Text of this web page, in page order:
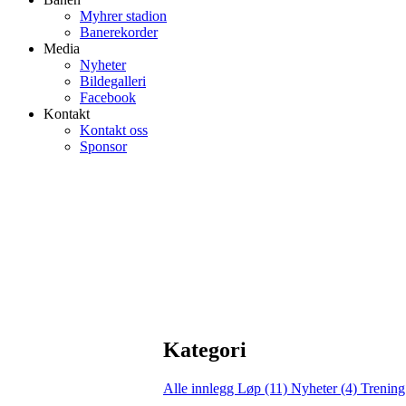
Myhrer stadion
Banerekorder
Media
Nyheter
Bildegalleri
Facebook
Kontakt
Kontakt oss
Sponsor
Kategori
Alle innlegg Løp (11) Nyheter (4)